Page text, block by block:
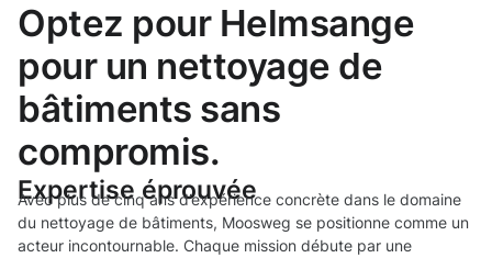
Optez pour Helmsange
pour un nettoyage de
bâtiments sans
compromis.
Expertise éprouvée
Avec plus de cinq ans d’expérience concrète dans le domaine
du nettoyage de bâtiments, Moosweg se positionne comme un
acteur incontournable. Chaque mission débute par une